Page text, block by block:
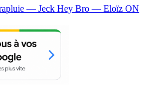
— Jeck Hey Bro — Eloïz ON